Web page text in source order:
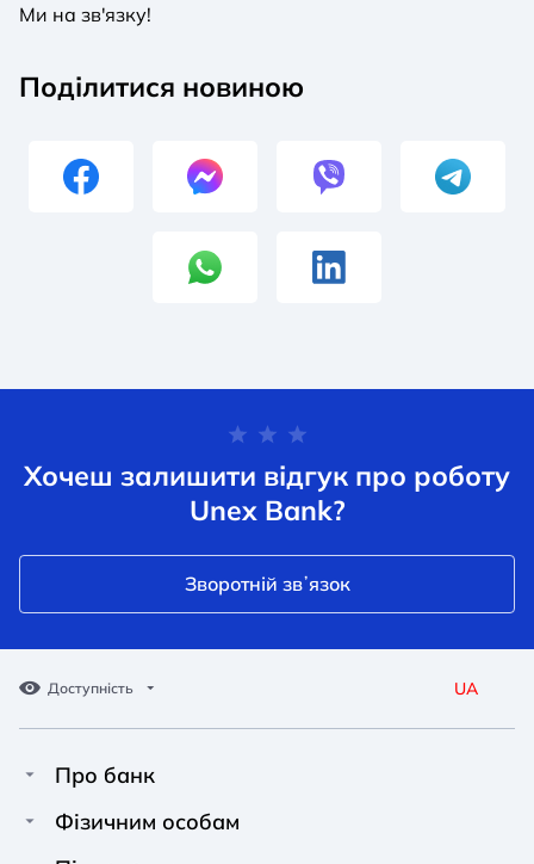
Ми на зв'язку!
Поділитися новиною
Хочеш залишити відгук про роботу
Unex Bank?
Зворотній звʼязок
Доступність
A A A A A A
UA
Про банк
Про Unex Bank
Фізичним особам
Кредити